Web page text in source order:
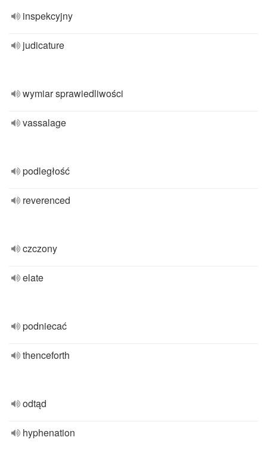
inspekcyjny
judicature
wymiar sprawiedliwości
vassalage
podległość
reverenced
czczony
elate
podniecać
thenceforth
odtąd
hyphenation